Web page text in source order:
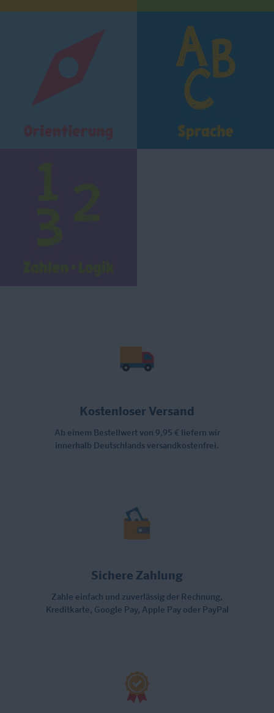
Kostenloser Versand
Ab einem Bestellwert von 9,95 € liefern wir
innerhalb Deutschlands versandkostenfrei.
Sichere Zahlung
Zahle einfach und zuverlässig der Rechnung,
Kreditkarte, Google Pay, Apple Pay oder PayPal